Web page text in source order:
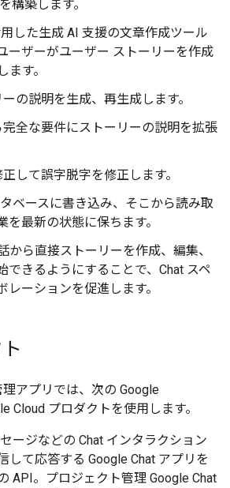
構築します。
した生成 AI 支援の文章作成ツール
ーザーがユーザー ストーリーを作成
ます。
の説明を生成、再生成します。
完全な要件にストーリーの説明を拡張
して誤字脱字を修正します。
ベースに書き込み、そこから読み取
を最新の状態に保ちます。
から直接ストーリーを作成、編集、
できるようにすることで、Chat スペ
レーションを促進します。
アプリでは、次の Google
Cloud プロダクトを使用します。
ージなどの Chat インタラクション
して応答する Google Chat アプリを
API。プロジェクト管理 Google Chat